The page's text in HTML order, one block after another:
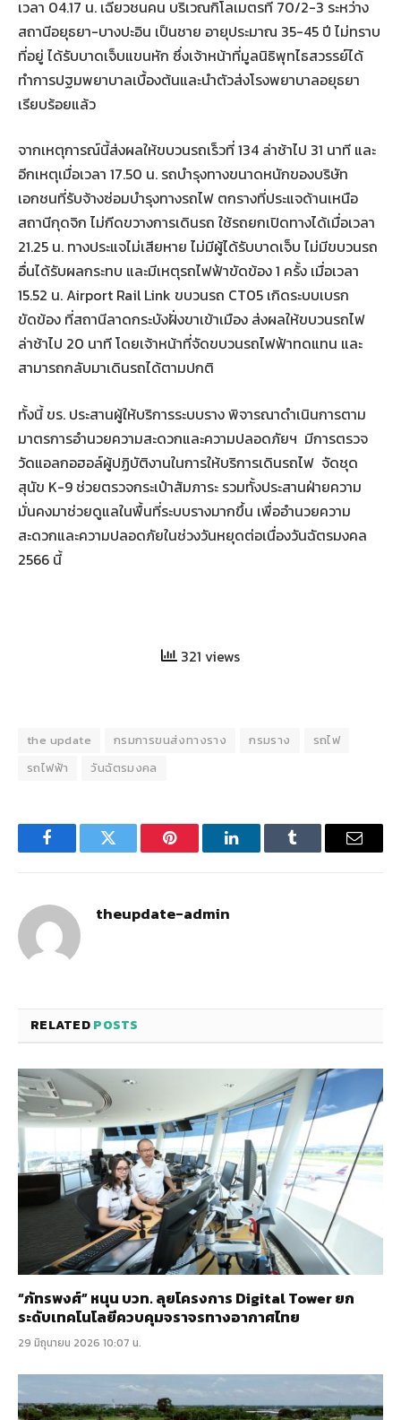
เวลา 04.17 น. เฉี่ยวชนคน บริเวณกิโลเมตรที่ 70/2-3 ระหว่าง
สถานีอยุธยา-บางปะอิน เป็นชาย อายุประมาณ 35-45 ปี ไม่ทราบ
ที่อยู่ ได้รับบาดเจ็บแขนหัก ซึ่งเจ้าหน้าที่มูลนิธิพุทไธสวรรย์ได้
ทำการปฐมพยาบาลเบื้องต้นและนำตัวส่งโรงพยาบาลอยุธยา
เรียบร้อยแล้ว
จากเหตุการณ์นี้ส่งผลให้ขบวนรถเร็วที่ 134 ล่าช้าไป 31 นาที และ
อีกเหตุเมื่อเวลา 17.50 น. รถบำรุงทางขนาดหนักของบริษัท
เอกชนที่รับจ้างซ่อมบำรุงทางรถไฟ ตกรางที่ประแจด้านเหนือ
สถานีกุดจิก ไม่กีดขวางการเดินรถ ใช้รถยกเปิดทางได้เมื่อเวลา
21.25 น. ทางประแจไม่เสียหาย ไม่มีผู้ได้รับบาดเจ็บ ไม่มีขบวนรถ
อื่นได้รับผลกระทบ และมีเหตุรถไฟฟ้าขัดข้อง 1 ครั้ง เมื่อเวลา
15.52 น. Airport Rail Link ขบวนรถ CT05 เกิดระบบเบรก
ขัดข้อง ที่สถานีลาดกระบังฝั่งขาเข้าเมือง ส่งผลให้ขบวนรถไฟ
ล่าช้าไป 20 นาที โดยเจ้าหน้าที่จัดขบวนรถไฟฟ้าทดแทน และ
สามารถกลับมาเดินรถได้ตามปกติ
ทั้งนี้ ขร. ประสานผู้ให้บริการระบบราง พิจารณาดำเนินการตาม
มาตรการอำนวยความสะดวกและความปลอดภัยฯ มีการตรวจ
วัดแอลกอฮอล์ผู้ปฏิบัติงานในการให้บริการเดินรถไฟ จัดชุด
สุนัข K-9 ช่วยตรวจกระเป๋าสัมภาระ รวมทั้งประสานฝ่ายความ
มั่นคงมาช่วยดูแลในพื้นที่ระบบรางมากขึ้น เพื่ออำนวยความ
สะดวกและความปลอดภัยในช่วงวันหยุดต่อเนื่องวันฉัตรมงคล
2566 นี้
321 views
the update กรมการขนส่งทางราง กรมราง
รถไฟ
รถไฟฟ้า
วันฉัตรมงคล
FacebookTwitter Pinterest LinkedInTumblr Email
theupdate-admin
RELATEDPOSTS
“ภัทรพงศ์” หนุน บวท. ลุยโครงการ Digital Tower ยก
ระดับเทคโนโลยีควบคุมจราจรทางอากาศไทย
29 มิถุนายน 2026 10:07 น.